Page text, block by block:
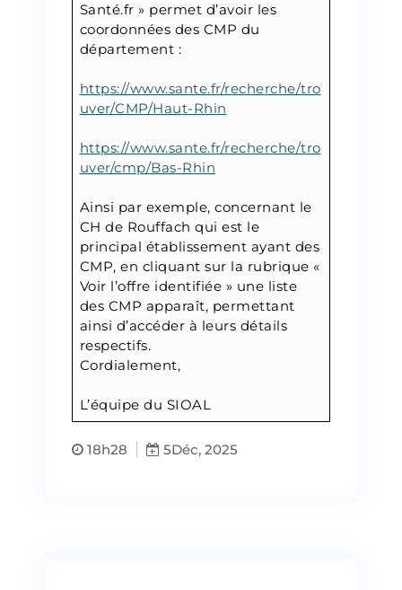
Santé.fr » permet d’avoir les
coordonnées des CMP du
département :
https://www.sante.fr/recherche/tro
uver/CMP/Haut-Rhin
https://www.sante.fr/recherche/tro
uver/cmp/Bas-Rhin
Ainsi par exemple, concernant le
CH de Rouffach qui est le
principal établissement ayant des
CMP, en cliquant sur la rubrique «
Voir l’offre identifiée » une liste
des CMP apparaît, permettant
ainsi d’accéder à leurs détails
respectifs.
Cordialement,
L’équipe du SIOAL
18h28 5Déc, 2025